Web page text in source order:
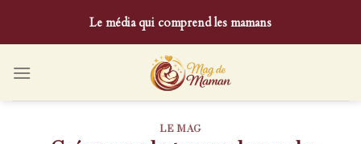
content
Le média qui comprend les mamans
LE MAG